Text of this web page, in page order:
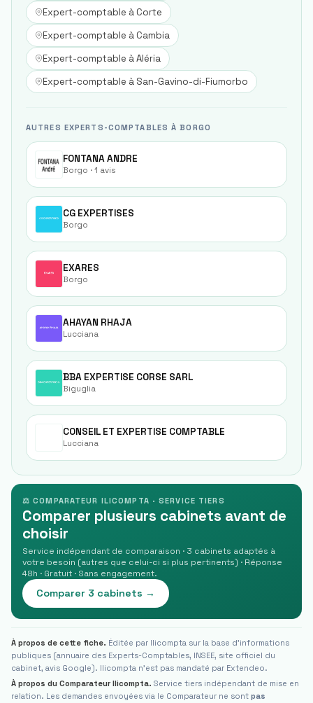
Expert-comptable à Corte
Expert-comptable à Cambia
Expert-comptable àAléria
Expert-comptable à San-Gavino-di-Fiumorbo
AUTRES EXPERTS-COMPTABLES À BORGO
FONTANA ANDRE
Borgo · 1 avis
CG EXPERTISES
Borgo
EXARES
Borgo
AHAYAN RHAJA
Lucciana
BBA EXPERTISE CORSE SARL
Biguglia
CONSEIL ET EXPERTISE COMPTABLE
Lucciana
⚖ COMPARATEUR ILICOMPTA · SERVICE TIERS
Comparer plusieurs cabinets avant de
choisir
Service indépendant de comparaison · 3 cabinets adaptés à
votre besoin (autres que celui-ci si plus pertinents) · Réponse
48h · Gratuit · Sans engagement.
Comparer 3 cabinets →
À propos de cette fiche. Éditée par Ilicompta sur la base d'informations
publiques (annuaire des Experts-Comptables, INSEE, site officiel du
cabinet, avis Google). Ilicompta n'est pas mandaté par Extendeo.
À propos du Comparateur Ilicompta. Service tiers indépendant de mise en
relation. Les demandes envoyées via le Comparateur ne sont pas